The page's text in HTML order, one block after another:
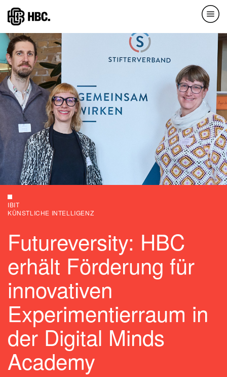
Direkt
zum
Inhalt
IBIT
KÜNSTLICHE INTELLIGENZ
Futureversity: HBC
erhält Förderung für
innovativen
Experimentierraum in
der Digital Minds
Academy